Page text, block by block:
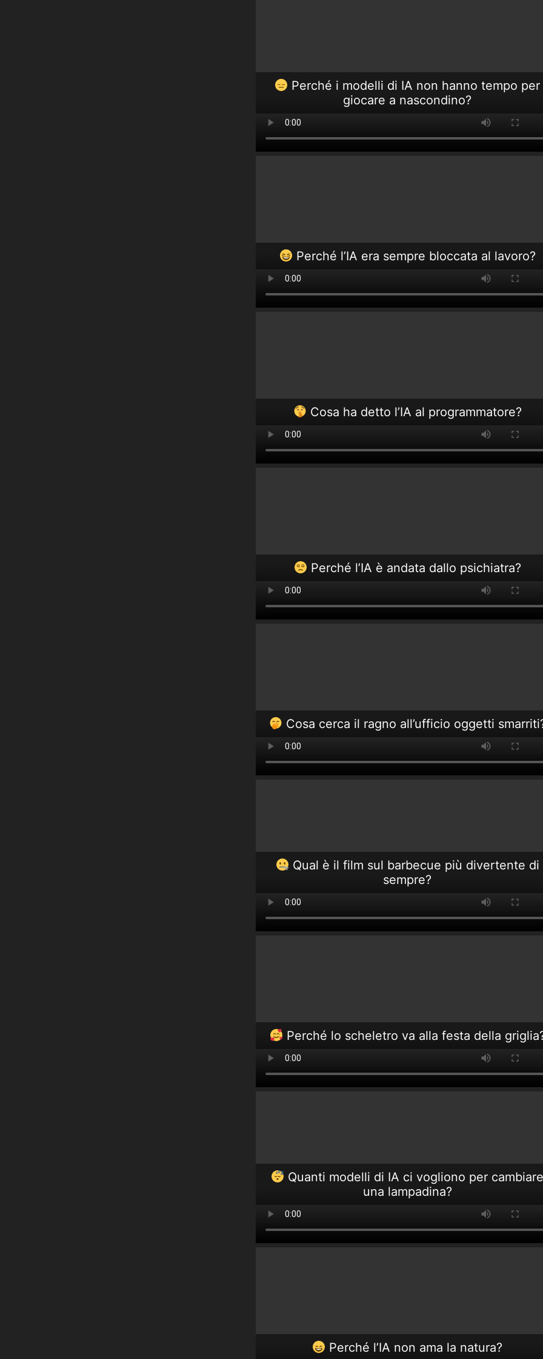
Perché i modelli di IA non hanno tempo per
giocare a nascondino?
Perché l’IA era sempre bloccata al lavoro?
Cosa ha detto l’IA al programmatore?
Perché l’IA è andata dallo psichiatra?
Cosa cerca il ragno all’ufficio oggetti
Qual è il film sul barbecue più divertente di
sempre?
Perché lo scheletro va alla festa della
Quanti modelli di IA ci vogliono per
una lampadina?
Perché l’IA non ama la natura?